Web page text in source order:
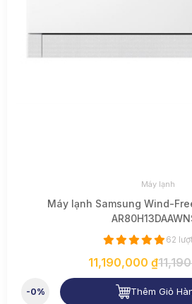
Máy lạnh
Máy lạnh Samsung Wind-
62
11,190,000 ₫
-0% Thêm Giỏ